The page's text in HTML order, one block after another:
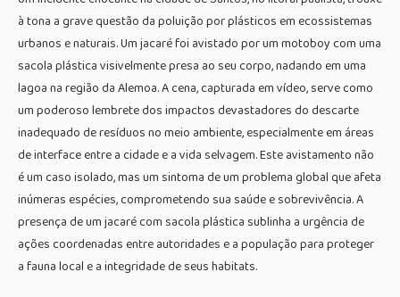
à tona a grave questão da poluição por plásticos em ecossistemas
urbanos e naturais. Um jacaré foi avistado por um motoboy com uma
sacola plástica visivelmente presa ao seu corpo, nadando em uma
lagoa na região da Alemoa. A cena, capturada em vídeo, serve como
um poderoso lembrete dos impactos devastadores do descarte
inadequado de resíduos no meio ambiente, especialmente em áreas
de interface entre a cidade e a vida selvagem. Este avistamento não
é um caso isolado, mas um sintoma de um problema global que afeta
inúmeras espécies, comprometendo sua saúde e sobrevivência. A
presença de um jacaré com sacola plástica sublinha a urgência de
ações coordenadas entre autoridades e a população para proteger
a fauna local e a integridade de seus habitats.